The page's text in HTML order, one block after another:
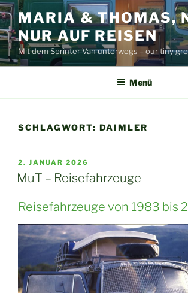
Zum
Inhalt
springen
MARIA & THOMAS,
NUR AUF REISEN
Mit dem Sprinter-Van unterwegs – our tiny
Menü
SCHLAGWORT: DAIMLER
VERÖFFENTLICHT
AM
2. JANUAR 2026
MuT – Reisefahrzeuge
Reisefahrzeuge von 1983 bis